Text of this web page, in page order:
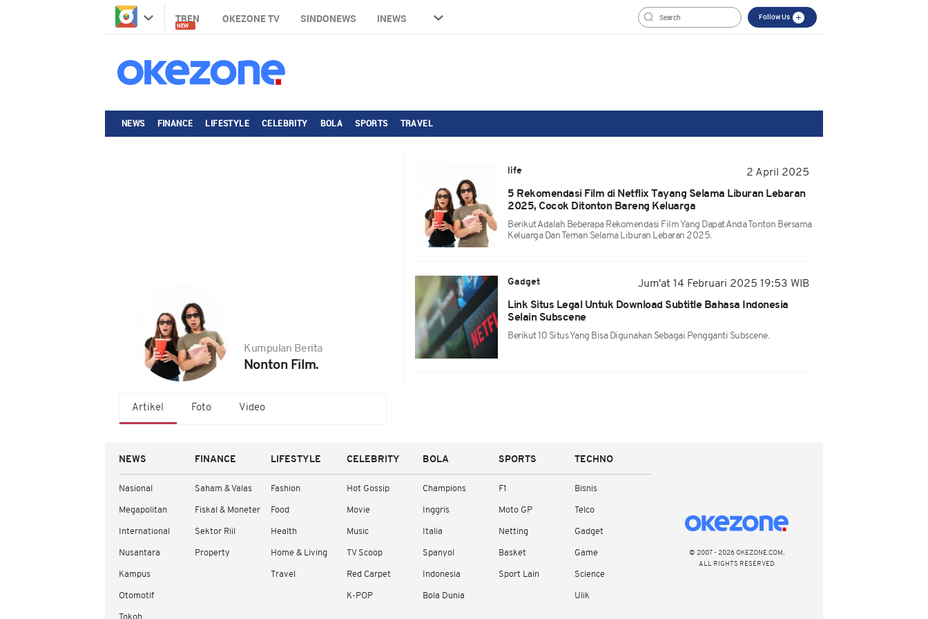
TREN
NEW
OKEZONE TV SINDONEWS INEWS Follow Us
NEWS FINANCE LIFESTYLE CELEBRITY BOLA SPORTS TRAVEL
Kumpulan Berita
Nonton Film.
Artikel Foto Video
life
2 April 2025
5 Rekomendasi Film di Netflix Tayang Selama Liburan Lebaran
2025, Cocok Ditonton Bareng Keluarga
Berikut Adalah Beberapa Rekomendasi Film Yang Dapat Anda Tonton Bersama
Keluarga Dan Teman Selama Liburan Lebaran 2025.
Gadget
Jum'at 14 Februari 2025 19:53 WIB
Link Situs Legal Untuk Download Subtitle Bahasa Indonesia
Selain Subscene
Berikut 10 Situs Yang Bisa Digunakan Sebagai Pengganti Subscene.
NEWS
Nasional
Megapolitan
International
Nusantara
Kampus
Otomotif
FINANCE
Saham & Valas
Fiskal & Moneter
Sektor Riil
Property
LIFESTYLE
Fashion
Food
Health
Home & Living
Travel
CELEBRITY
Hot Gossip
Movie
Music
TV Scoop
Red Carpet
K-POP
BOLA
Champions
Inggris
Italia
Spanyol
Indonesia
Bola Dunia
SPORTS
F1
Moto GP
Netting
Basket
Sport Lain
TECHNO
Bisnis
Telco
Gadget
Game
Science
Ulik
© 2007 - 2026 OKEZONE.COM,
ALL RIGHTS RESERVED